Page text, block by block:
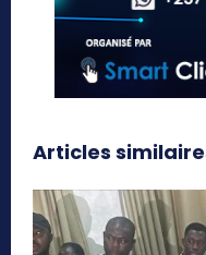
Articles